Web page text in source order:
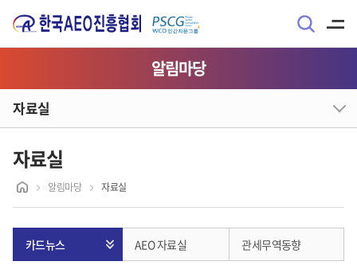
알림마당
자료실
자료실
알림마당 자료실
카드뉴스 AEO 자료실 관세무역동향